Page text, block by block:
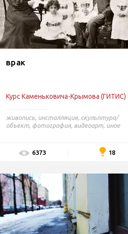
врак
Курс Каменьковича-Крымова (ГИТИС)
живопись, инсталляция, скульптура/
объект, фотография, видеоарт, иное
6373 18